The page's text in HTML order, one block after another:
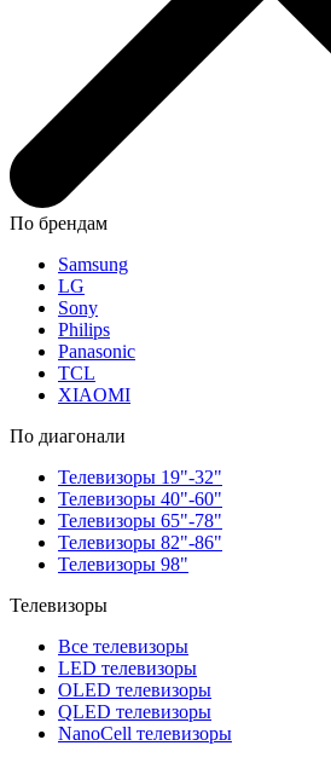
По брендам
Samsung
LG
Sony
Philips
Panasonic
TCL
XIAOMI
По диагонали
Телевизоры 19"-32"
Телевизоры 40"-60"
Телевизоры 65"-78"
Телевизоры 82"-86"
Телевизоры 98"
Телевизоры
Все телевизоры
LED телевизоры
OLED телевизоры
QLED телевизоры
NanoCell телевизоры